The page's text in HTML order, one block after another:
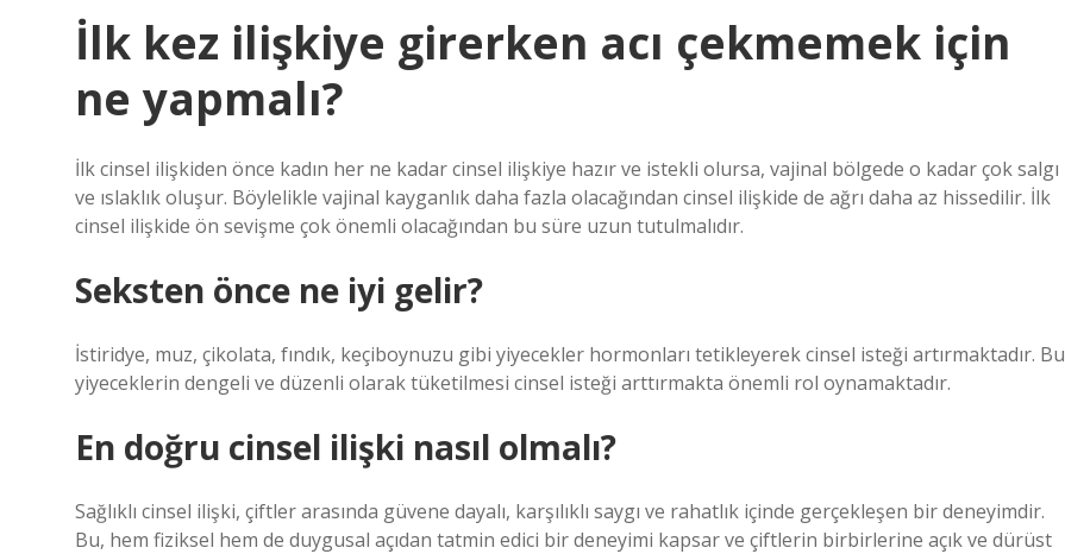
İlk kez ilişkiye girerken acı çekmemek için
ne yapmalı?
İlk cinsel ilişkiden önce kadın her ne kadar cinsel ilişkiye hazır ve istekli olursa, vajinal bölgede o kadar çok salgı
ve ıslaklık oluşur. Böylelikle vajinal kayganlık daha fazla olacağından cinsel ilişkide de ağrı daha az hissedilir. İlk
cinsel ilişkide ön sevişme çok önemli olacağından bu süre uzun tutulmalıdır.
Seksten önce ne iyi gelir?
İstiridye, muz, çikolata, fındık, keçiboynuzu gibi yiyecekler hormonları tetikleyerek cinsel isteği artırmaktadır. Bu
yiyeceklerin dengeli ve düzenli olarak tüketilmesi cinsel isteği arttırmakta önemli rol oynamaktadır.
En doğru cinsel ilişki nasıl olmalı?
Sağlıklı cinsel ilişki, çiftler arasında güvene dayalı, karşılıklı saygı ve rahatlık içinde gerçekleşen bir deneyimdir.
Bu, hem fiziksel hem de duygusal açıdan tatmin edici bir deneyimi kapsar ve çiftlerin birbirlerine açık ve dürüst